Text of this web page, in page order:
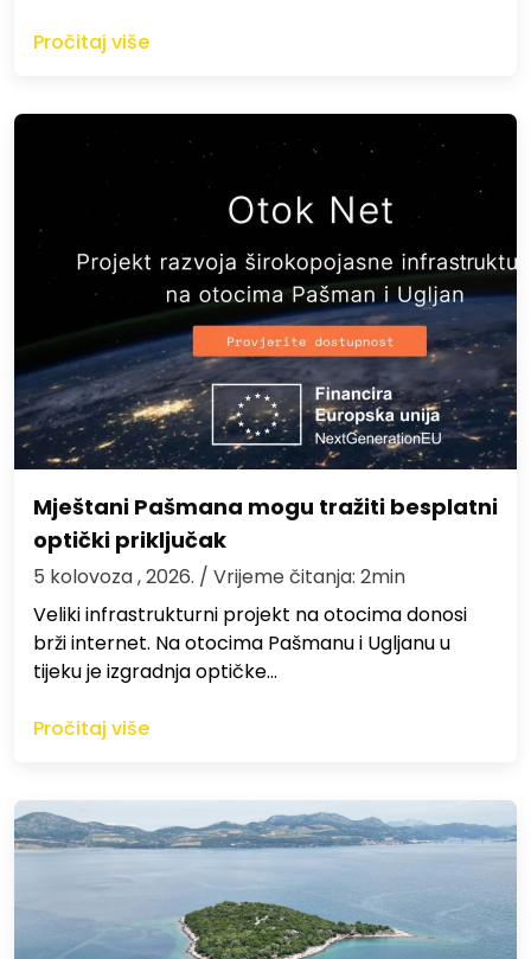
Pročitaj više
Mještani Pašmana mogu tražiti besplatni
optički priključak
5 kolovoza , 2026. / Vrijeme čitanja: 2min
Veliki infrastrukturni projekt na otocima donosi
brži internet. Na otocima Pašmanu i Ugljanu u
tijeku je izgradnja optičke…
Pročitaj više